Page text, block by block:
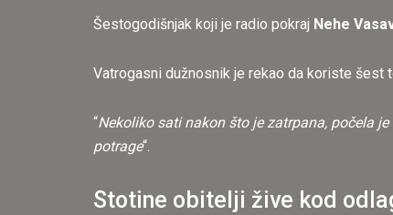
Šestogodišnjak koji je radio pokraj Nehe
Vatrogasni dužnosnik je rekao da koriste šest
“Nekoliko sati nakon što je zatrpana, počela
potrage“.
Stotine obitelji žive kod